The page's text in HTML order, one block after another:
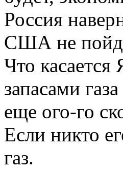
Россия
США не
Что касается
запасами
еще ого-го
Если никто
газ.